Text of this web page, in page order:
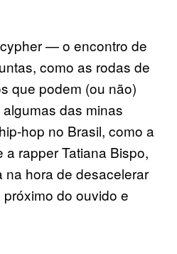
— o encontro de
como as rodas de
que podem (ou não)
das minas
hop no Brasil, como a
a rapper Tatiana Bispo,
na hora de desacelerar
do ouvido e